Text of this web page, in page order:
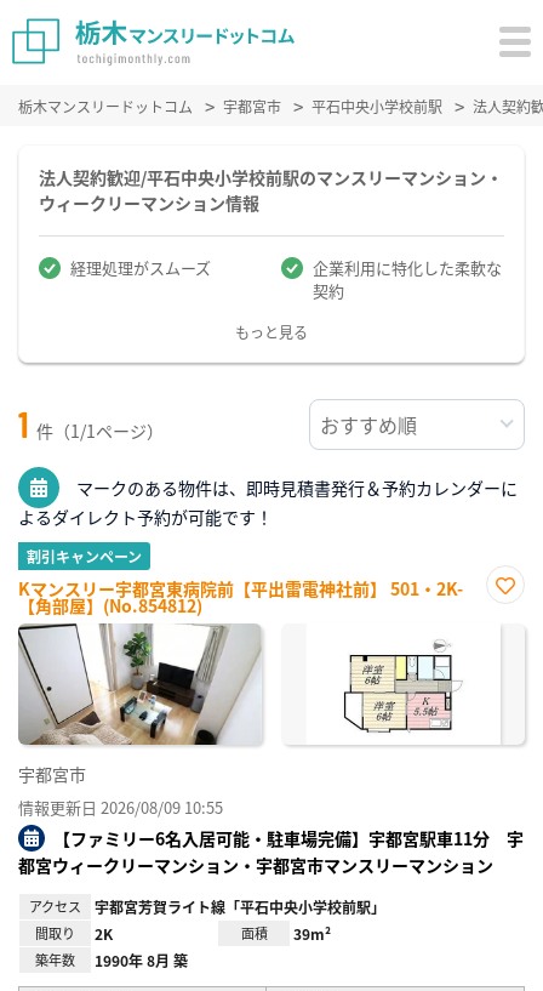
栃木マンスリードットコム 宇都宮市 平石中央小学校前駅 法人契約
法人契約歓迎/平石中央小学校前駅のマンスリーマンション・
ウィークリーマンション情報
経理処理がスムーズ
企業利用に特化した柔軟な
契約
もっと見る
1 件（1/1ページ）
マークのある物件は、即時見積書発行＆予約カレンダーに
よるダイレクト予約が可能です！
割引キャンペーン
Kマンスリー宇都宮東病院前【平出雷電神社前】 501・2K-
【角部屋】(No.854812)
に入
宇都宮市
情報更新日 2026/08/09 10:55
【ファミリー6名入居可能・駐車場完備】宇都宮駅車11分 宇
都宮ウィークリーマンション・宇都宮市マンスリーマンション
アクセス 宇都宮芳賀ライト線「平石中央小学校前駅」
間取り 2K 面積 39m²
築年数 1990年 8月 築